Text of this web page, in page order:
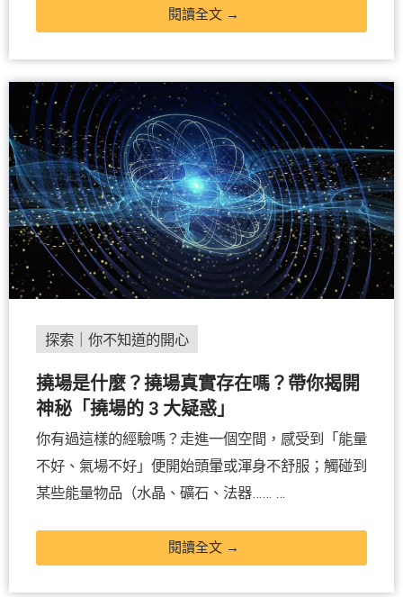
閱讀全文 →
探索｜你不知道的開心
撓場是什麼？撓場真實存在嗎？帶你揭開
神秘「撓場的 3 大疑惑」
你有過這樣的經驗嗎？走進一個空間，感受到「能量
不好、氣場不好」便開始頭暈或渾身不舒服；觸碰到
某些能量物品（水晶、礦石、法器…… …
閱讀全文 →